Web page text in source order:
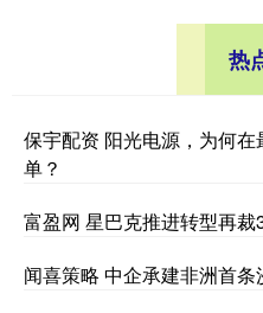
热
保宇配资 阳光电源，为何
单？
富盈网 星巴克推进转型再
闻喜策略 中企承建非洲首